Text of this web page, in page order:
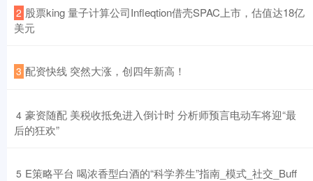
2 ​股票king 量子计算公司Infleqtion借壳SPAC上市，估值达18亿
美元
3 ​配资快线 突然大涨，创四年新高！
4 ​豪资随配 美税收抵免进入倒计时 分析师预言电动车将迎“最
后的狂欢”
5 ​E策略平台 喝浓香型白酒的“科学养生”指南_模式_社交_Buff